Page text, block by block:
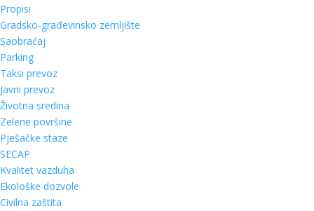
Propisi
Gradsko-građevinsko zemljište
Saobraćaj
Parking
Taksi prevoz
Javni prevoz
Životna sredina
Zelene površine
Pješačke staze
SECAP
Kvalitet vazduha
Ekološke dozvole
Civilna zaštita